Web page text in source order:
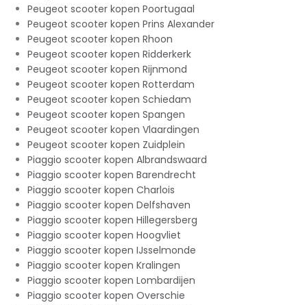
Peugeot scooter kopen Poortugaal
Peugeot scooter kopen Prins Alexander
Peugeot scooter kopen Rhoon
Peugeot scooter kopen Ridderkerk
Peugeot scooter kopen Rijnmond
Peugeot scooter kopen Rotterdam
Peugeot scooter kopen Schiedam
Peugeot scooter kopen Spangen
Peugeot scooter kopen Vlaardingen
Peugeot scooter kopen Zuidplein
Piaggio scooter kopen Albrandswaard
Piaggio scooter kopen Barendrecht
Piaggio scooter kopen Charlois
Piaggio scooter kopen Delfshaven
Piaggio scooter kopen Hillegersberg
Piaggio scooter kopen Hoogvliet
Piaggio scooter kopen IJsselmonde
Piaggio scooter kopen Kralingen
Piaggio scooter kopen Lombardijen
Piaggio scooter kopen Overschie